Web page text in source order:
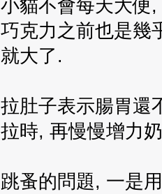
小貓不會每天大便
巧克力之前也是幾
就大了.
拉肚子表示腸胃還
拉時, 再慢慢增力
跳蚤的問題, 一是